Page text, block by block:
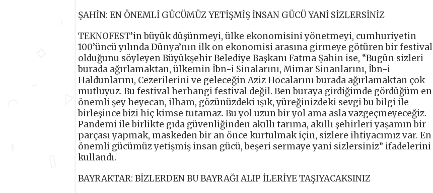
ŞAHİN: EN ÖNEMLİ GÜCÜMÜZ YETİŞMİŞ İNSAN GÜCÜ YANİ SİZLERSİNİZ
TEKNOFEST’in büyük düşünmeyi, ülke ekonomisini yönetmeyi, cumhuriyetin
100’üncü yılında Dünya’nın ilk on ekonomisi arasına girmeye götüren bir festival
olduğunu söyleyen Büyükşehir Belediye Başkanı Fatma Şahin ise, “Bugün sizleri
burada ağırlamaktan, ülkemin İbn-i Sinalarını, Mimar Sinanlarını, İbn-i
Haldunlarını, Cezerilerini ve geleceğin Aziz Hocalarını burada ağırlamaktan çok
mutluyuz. Bu festival herhangi festival değil. Ben buraya girdiğimde gördüğüm en
önemli şey heyecan, ilham, gözünüzdeki ışık, yüreğinizdeki sevgi bu bilgi ile
birleşince bizi hiç kimse tutamaz. Bu yol uzun bir yol ama asla vazgeçmeyeceğiz.
Pandemi ile birlikte gıda güvenliğinden akıllı tarıma, akıllı şehirleri yaşamın bir
parçası yapmak, maskeden bir an önce kurtulmak için, sizlere ihtiyacımız var. En
önemli gücümüz yetişmiş insan gücü, beşeri sermaye yani sizlersiniz” ifadelerini
kullandı.
BAYRAKTAR: BİZLERDEN BU BAYRAĞI ALIP İLERİYE TAŞIYACAKSINIZ